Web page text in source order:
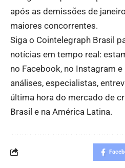
após as demissões de
maiores concorrentes.
Siga o Cointelegraph Brasil
notícias em tempo real:
no Facebook, no Instagram e
análises, especialistas,
última hora do mercado de
Brasil e na América Latina.